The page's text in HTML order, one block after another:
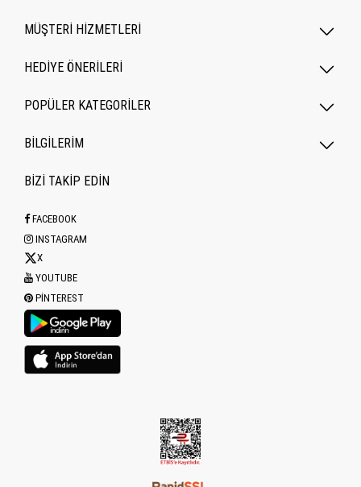
MÜŞTERİ HİZMETLERİ
HEDİYE ÖNERİLERİ
POPÜLER KATEGORILER
BİLGİLERİM
BİZİ TAKİP EDİN
FACEBOOK
INSTAGRAM
X
YOUTUBE
PINTEREST